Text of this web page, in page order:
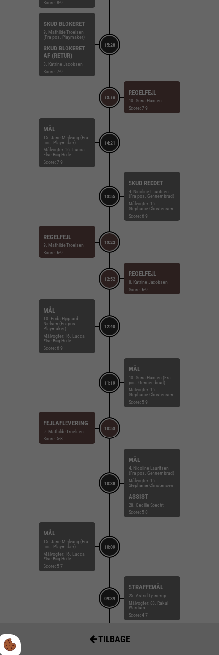
Score: 8-9
15:28
SKUD BLOKERET
9. Mathilde Troelsen
(Fra pos. Playmaker)
SKUD BLOKERET
AF (RETUR)
8. Katrine Jacobsen
Score: 7-9
15:18
REGELFEJL
10. Suna Hansen
Score: 7-9
14:21
MÅL
15. Jane Mejlvang (Fra
pos. Playmaker)
Målvogter: 16. Lucca
Else Bøg Hede
Score: 7-9
13:55
SKUD REDDET
4. Nicoline Lauritsen
(Fra pos. Gennembrud)
Målvogter: 16.
Stephanie Christensen
Score: 6-9
13:22
REGELFEJL
9. Mathilde Troelsen
Score: 6-9
12:52
REGELFEJL
8. Katrine Jacobsen
Score: 6-9
12:40
MÅL
10. Frida Høgaard
Nielsen (Fra pos.
Playmaker)
Målvogter: 16. Lucca
Else Bøg Hede
Score: 6-9
11:19
MÅL
10. Suna Hansen (Fra
pos. Gennembrud)
Målvogter: 16.
Stephanie Christensen
Score: 5-9
10:53
FEJLAFLEVERING
9. Mathilde Troelsen
Score: 5-8
10:38
MÅL
4. Nicoline Lauritsen
(Fra pos. Gennembrud)
Målvogter: 16.
Stephanie Christensen
ASSIST
28. Cecilie Specht
Score: 5-8
10:09
MÅL
15. Jane Mejlvang (Fra
pos. Playmaker)
Målvogter: 16. Lucca
Else Bøg Hede
Score: 5-7
09:39
STRAFFEMÅL
25. Astrid Lynnerup
Målvogter: 88. Rakul
Wardum
Score: 4-7
09:35
TILBAGE